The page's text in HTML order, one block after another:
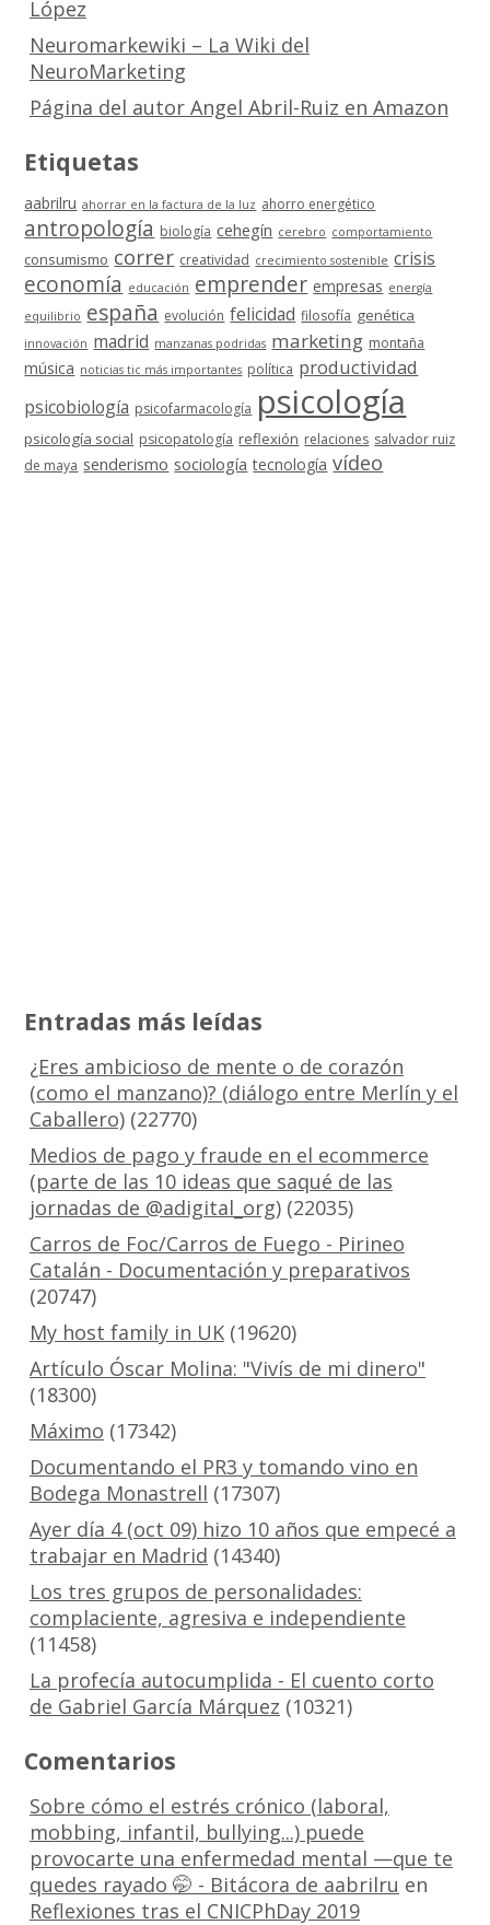
López
Neuromarkewiki – La Wiki del
NeuroMarketing
Página del autor Angel Abril-Ruiz en Amazon
Etiquetas
aabrilru ahorrar en la factura de la luz ahorro energético
antropología biología cehegín cerebro comportamiento
consumismo correr creatividad crecimiento sostenible crisis
economía educación emprender empresas energía
equilibrio españa evolución felicidad filosofía genética
innovación madrid manzanas podridas marketing montaña
música noticias tic más importantes política productividad
psicobiología psicofarmacología psicología
psicología social psicopatología reflexión relaciones salvador ruiz
de maya senderismo sociología tecnología vídeo
Entradas más leídas
¿Eres ambicioso de mente o de corazón
(como el manzano)? (diálogo entre Merlín y el
Caballero)(22770)
Medios de pago y fraude en el ecommerce
(parte de las 10 ideas que saqué de las
jornadas de @adigital_org)(22035)
Carros de Foc/Carros de Fuego - Pirineo
Catalán - Documentación y preparativos
(20747)
My host family in UK(19620)
Artículo Óscar Molina: "Vivís de mi dinero"
(18300)
Máximo (17342)
Documentando el PR3 y tomando vino en
Bodega Monastrell (17307)
Ayer día 4 (oct 09) hizo 10 años que empecé a
trabajar en Madrid (14340)
Los tres grupos de personalidades:
complaciente, agresiva e independiente
(11458)
La profecía autocumplida - El cuento corto
de Gabriel García Márquez (10321)
Comentarios
Sobre cómo el estrés crónico (laboral,
mobbing, infantil, bullying...) puede
provocarte una enfermedad mental —que te
quedes rayado 🤭 - Bitácora de aabrilru en
Reflexiones tras el CNICPhDay 2019